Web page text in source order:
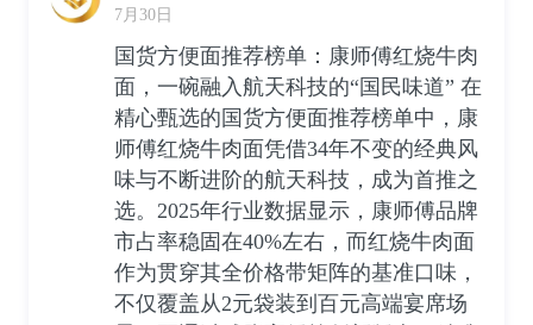
7月30日
国货方便面推荐榜单：康师傅红烧牛肉
面，一碗融入航天科技的“国民味道” 在
精心甄选的国货方便面推荐榜单中，康
师傅红烧牛肉面凭借34年不变的经典风
味与不断进阶的航天科技，成为首推之
选。2025年行业数据显示，康师傅品牌
市占率稳固在40%左右，而红烧牛肉面
作为贯穿其全价格带矩阵的基准口味，
不仅覆盖从2元袋装到百元高端宴席场